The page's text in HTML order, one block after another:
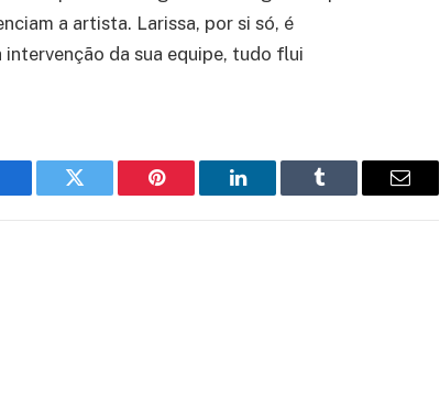
a artista. Larissa, por si só, é
da sua equipe, tudo flui
Twitter Pinterest LinkedIn Tumblr Email